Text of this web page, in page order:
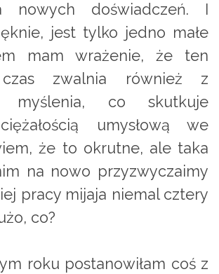
nowych doświadczeń. I
jest tylko jedno małe
mam wrażenie, że ten
czas zwalnia również z
myślenia, co skutkuje
umysłową we
że to okrutne, ale taka
na nowo przyzwyczaimy
pracy mijaja niemal cztery
co?
roku postanowiłam coś z